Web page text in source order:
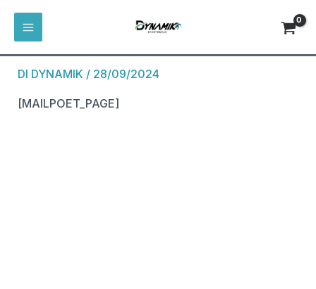
VAI MAIN
MENU
PAGINA DI MAILPOET
DI DYNAMIK / 28/09/2024
[MAILPOET_PAGE]